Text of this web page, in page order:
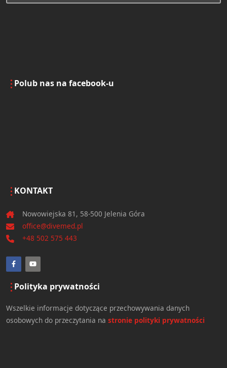
Polub nas na facebook-u
KONTAKT
Nowowiejska 81, 58-500 Jelenia Góra
office@divemed.pl
+48 502 575 443
Polityka prywatności
Wszelkie informacje dotyczące przechowywania danych
osobowych do przeczytania na stronie polityki prywatności